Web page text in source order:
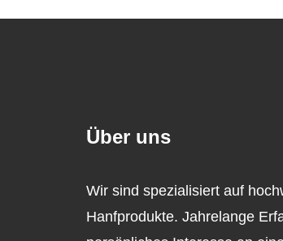
Über uns
Wir sind spezialisiert auf
Hanfprodukte. Jahrelange